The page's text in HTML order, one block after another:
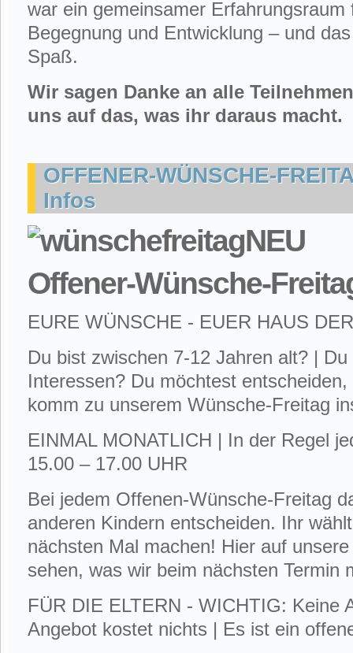
war ein gemeinsamer Erfahrungsraum
Begegnung und Entwicklung – und
Spaß.
Wir sagen Danke an alle
uns auf das, was ihr daraus macht.
OFFENER-WÜNSCHE-
Infos
Offener-Wünsche-
EURE WÜNSCHE - EUER HAUS
Du bist zwischen 7-12 Jahren alt? |
Interessen? Du möchtest
komm zu unserem Wünsche-Freitag
EINMAL MONATLICH | In der Regel
15.00 – 17.00 UHR
Bei jedem Offenen-Wünsche-Freitag
anderen Kindern entscheiden. Ihr
nächsten Mal machen! Hier auf
sehen, was wir beim nächsten Termin
FÜR DIE ELTERN - WICHTIG: Keine
Angebot kostet nichts | Es ist ein